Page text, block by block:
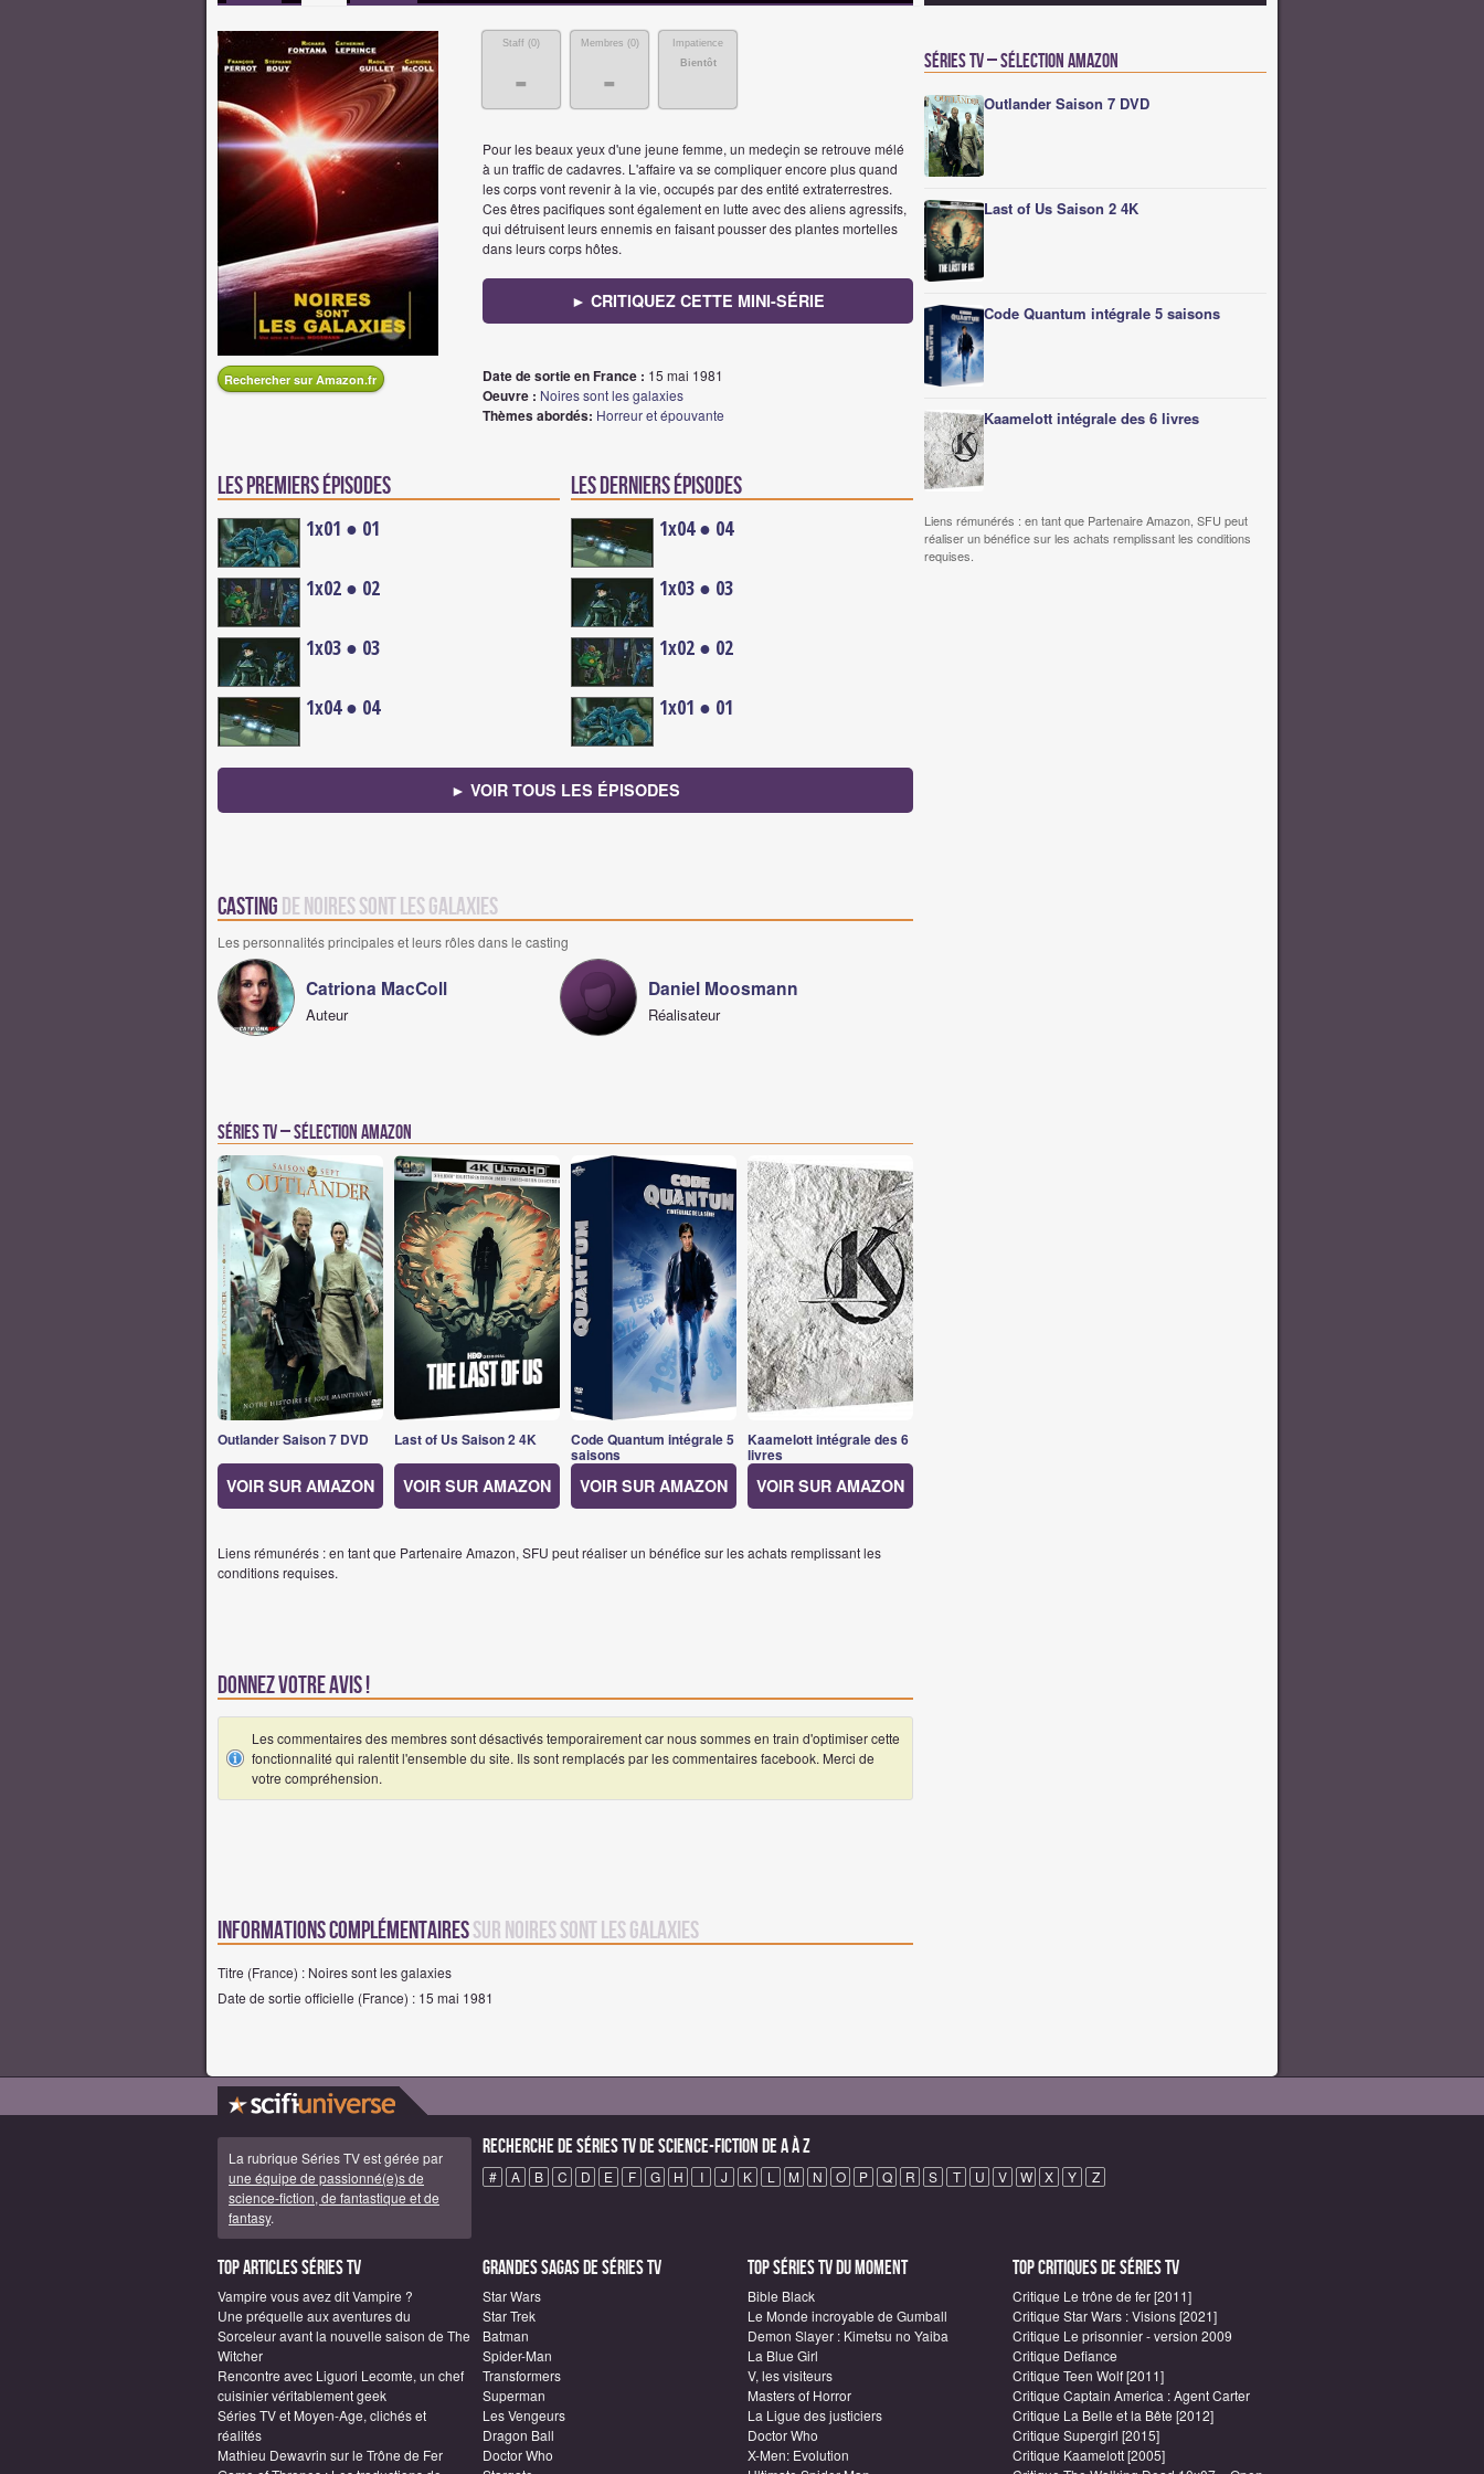
Staff (0)
-
Membres (0)
-
Impatience
Bientôt
Pour les beaux yeux d'une jeune femme, un medeçin se retrouve mélé
à un traffic de cadavres. L'affaire va se compliquer encore plus quand
les corps vont revenir à la vie, occupés par des entité extraterrestres.
Ces êtres pacifiques sont également en lutte avec des aliens agressifs,
qui détruisent leurs ennemis en faisant pousser des plantes mortelles
dans leurs corps hôtes.
► CRITIQUEZ CETTE MINI-SÉRIE
Rechercher sur Amazon.fr Date de sortie en France : 15 mai 1981
Oeuvre : Noires sont les galaxies
Thèmes abordés: Horreur et épouvante
Les premiers épisodes
1x01 ● 01
1x02 ● 02
1x03 ● 03
1x04 ● 04
Les derniers épisodes
1x04 ● 04
1x03 ● 03
1x02 ● 02
1x01 ● 01
► VOIR TOUS LES ÉPISODES
Casting de Noires sont les galaxies
Les personnalités principales et leurs rôles dans le casting
Catriona MacColl
Auteur
Daniel Moosmann
Réalisateur
Séries TV – Sélection Amazon
Outlander Saison 7 DVD
VOIR SUR AMAZON
Last of Us Saison 2 4K
VOIR SUR AMAZON
Code Quantum intégrale 5
saisons
VOIR SUR AMAZON
Kaamelott intégrale des 6
livres
VOIR SUR AMAZON
Liens rémunérés : en tant que Partenaire Amazon, SFU peut réaliser un bénéfice sur les achats remplissant les
conditions requises.
Donnez votre avis !
Les commentaires des membres sont désactivés temporairement car nous sommes en train d'optimiser cette
fonctionnalité qui ralentit l'ensemble du site. Ils sont remplacés par les commentaires facebook. Merci de
votre compréhension.
Informations complémentairessur Noires sont les galaxies
Titre (France) : Noires sont les galaxies
Date de sortie officielle (France) : 15 mai 1981
Séries TV – Sélection Amazon
Outlander Saison 7 DVD
Last of Us Saison 2 4K
Code Quantum intégrale 5 saisons
Kaamelott intégrale des 6 livres
Liens rémunérés : en tant que Partenaire Amazon, SFU peut
réaliser un bénéfice sur les achats remplissant les conditions
requises.
La rubrique Séries TV est gérée par
une équipe de passionné(e)s de
science-fiction, de fantastique et de
fantasy.
Recherche de Séries TV de science-fiction de A à Z
# A B C D E F G H I J K L M N O P Q R S T U V W X Y Z
Top articles Séries TV
Vampire vous avez dit Vampire ?
Une préquelle aux aventures du
Sorceleur avant la nouvelle saison de The
Witcher
Rencontre avec Liguori Lecomte, un chef
cuisinier véritablement geek
Séries TV et Moyen-Age, clichés et
réalités
Mathieu Dewavrin sur le Trône de Fer
Grandes sagas de Séries TV
Star Wars
Star Trek
Batman
Spider-Man
Transformers
Superman
Les Vengeurs
Dragon Ball
Doctor Who
Top Séries TV du moment
Bible Black
Le Monde incroyable de Gumball
Demon Slayer : Kimetsu no Yaiba
La Blue Girl
V, les visiteurs
Masters of Horror
La Ligue des justiciers
Doctor Who
X-Men: Evolution
Top critiques de Séries TV
Critique Le trône de fer [2011]
Critique Star Wars : Visions [2021]
Critique Le prisonnier - version 2009
Critique Defiance
Critique Teen Wolf [2011]
Critique Captain America : Agent Carter
Critique La Belle et la Bête [2012]
Critique Supergirl [2015]
Critique Kaamelott [2005]